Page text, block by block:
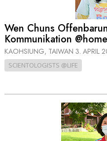
Wen Chuns
Kommunikation @home
KAOHSIUNG, TAIWAN 3. APRIL
SCIENTOLOGISTS @LIFE